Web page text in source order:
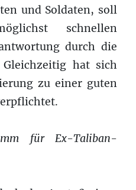
und Soldaten, soll
schnellen
durch die
hat sich
zu einer guten
für Ex-Taliban-